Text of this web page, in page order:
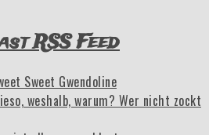
RSS Feed
Sweet Gwendoline
weshalb, warum? Wer nicht zockt